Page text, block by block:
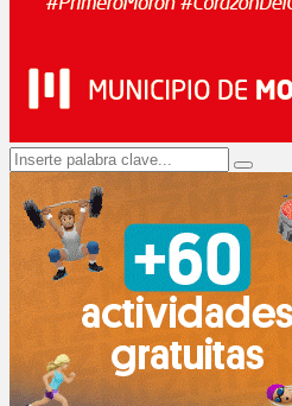
Search
for:
Search